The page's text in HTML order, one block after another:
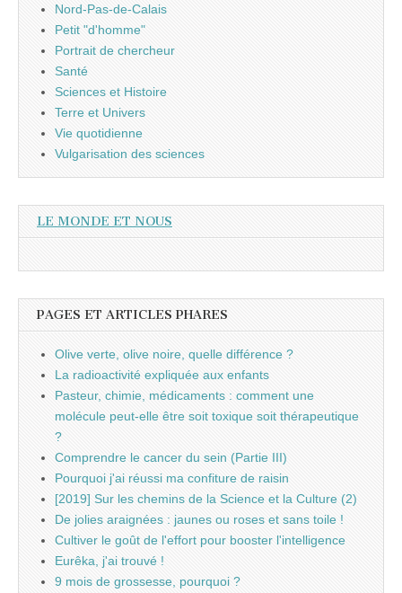
Nord-Pas-de-Calais
Petit "d'homme"
Portrait de chercheur
Santé
Sciences et Histoire
Terre et Univers
Vie quotidienne
Vulgarisation des sciences
LE MONDE ET NOUS
PAGES ET ARTICLES PHARES
Olive verte, olive noire, quelle différence ?
La radioactivité expliquée aux enfants
Pasteur, chimie, médicaments : comment une
molécule peut-elle être soit toxique soit thérapeutique
?
Comprendre le cancer du sein (Partie III)
Pourquoi j'ai réussi ma confiture de raisin
[2019] Sur les chemins de la Science et la Culture (2)
De jolies araignées : jaunes ou roses et sans toile !
Cultiver le goût de l'effort pour booster l'intelligence
Eurêka, j'ai trouvé !
9 mois de grossesse, pourquoi ?